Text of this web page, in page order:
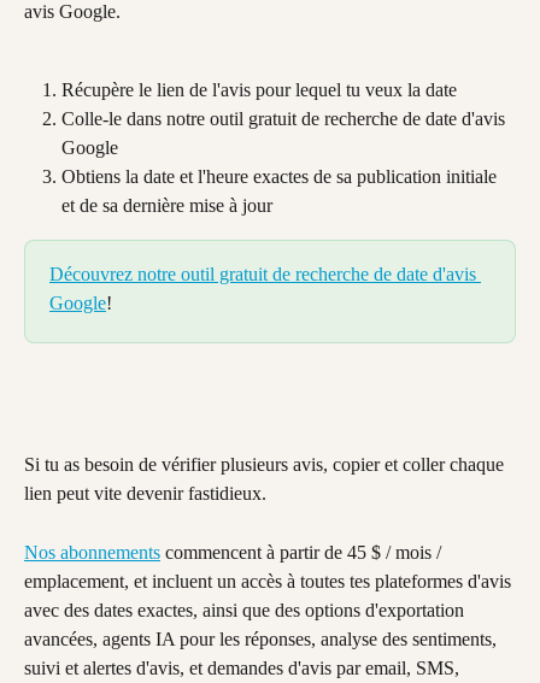
avis Google.
Récupère le lien de l'avis pour lequel tu veux la date
Colle-le dans notre outil gratuit de recherche de date d'avis
Google
Obtiens la date et l'heure exactes de sa publication initiale
et de sa dernière mise à jour
Découvrez notre outil gratuit de recherche de date d'avis
Google!
Si tu as besoin de vérifier plusieurs avis, copier et coller chaque
lien peut vite devenir fastidieux.
Nos abonnements commencent à partir de 45 $ / mois /
emplacement, et incluent un accès à toutes tes plateformes d'avis
avec des dates exactes, ainsi que des options d'exportation
avancées, agents IA pour les réponses, analyse des sentiments,
suivi et alertes d'avis, et demandes d'avis par email, SMS,